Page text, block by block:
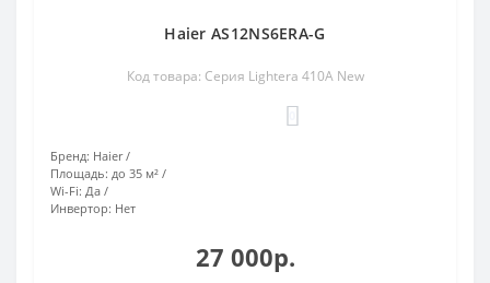
Haier AS12NS6ERA-G
Код товара: Серия Lightera 410A New
Бренд: Haier
Площадь: до 35 м²
Wi-Fi: Да
Инвертор: Нет
27 000р.